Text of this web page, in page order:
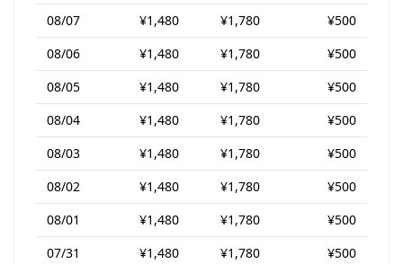
08/07
¥1,480 ¥1,780
¥500
08/06
¥1,480 ¥1,780
¥500
08/05
¥1,480 ¥1,780
¥500
08/04
¥1,480 ¥1,780
¥500
08/03
¥1,480 ¥1,780
¥500
08/02
¥1,480 ¥1,780
¥500
08/01
¥1,480 ¥1,780
¥500
07/31
¥1,480 ¥1,780 ¥500